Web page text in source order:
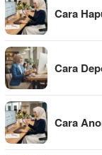
Cara
Cara
Cara